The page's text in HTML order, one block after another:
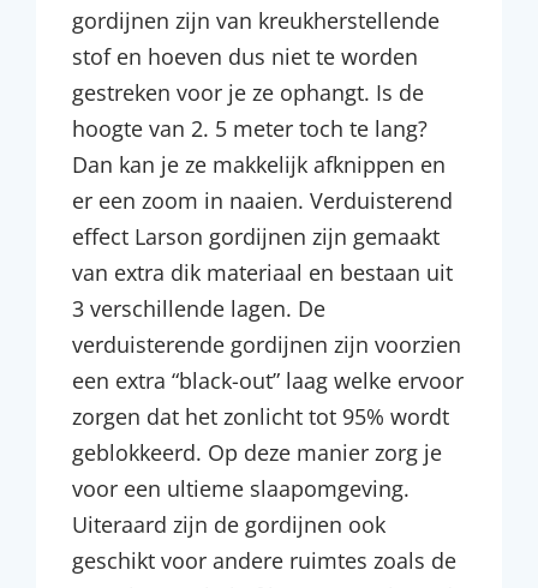
gordijnen zijn van kreukherstellende
stof en hoeven dus niet te worden
gestreken voor je ze ophangt. Is de
hoogte van 2. 5 meter toch te lang?
Dan kan je ze makkelijk afknippen en
er een zoom in naaien. Verduisterend
effect Larson gordijnen zijn gemaakt
van extra dik materiaal en bestaan uit
3 verschillende lagen. De
verduisterende gordijnen zijn voorzien
een extra “black-out” laag welke ervoor
zorgen dat het zonlicht tot 95% wordt
geblokkeerd. Op deze manier zorg je
voor een ultieme slaapomgeving.
Uiteraard zijn de gordijnen ook
geschikt voor andere ruimtes zoals de